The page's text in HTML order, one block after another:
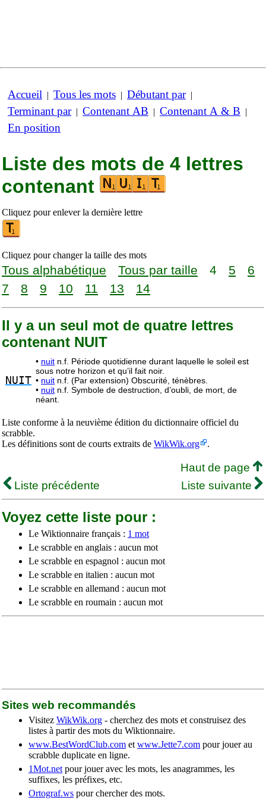
Accueil | Tous les mots | Débutant par|
Terminant par| Contenant AB | Contenant A & B |
En position
Liste des mots de 4 lettres
contenant
Cliquez pour enlever la dernière lettre
Cliquez pour changer la taille des mots
Tous alphabétique Tous par taille 4 5
6
7
8 9 10 11 13 14
Il y a un seul mot de quatre lettres
contenant NUIT
NUIT
• nuit n.f. Période quotidienne durant laquelle le soleil est
sous notre horizon et qu’il fait noir.
• nuit n.f. (Par extension) Obscurité, ténèbres.
• nuit n.f. Symbole de destruction, d’oubli, de mort, de
néant.
Liste conforme à la neuvième édition du dictionnaire officiel du
scrabble.
Les définitions sont de courts extraits de WikWik.org .
Haut de page
Liste précédente
Liste suivante
Voyez cette liste pour :
Le Wiktionnaire français : 1 mot
Le scrabble en anglais : aucun mot
Le scrabble en espagnol : aucun mot
Le scrabble en italien : aucun mot
Le scrabble en allemand : aucun mot
Le scrabble en roumain : aucun mot
Sites web recommandés
Visitez WikWik.org - cherchez des mots et construisez des
listes à partir des mots du Wiktionnaire.
www.BestWordClub.com et www.Jette7.com pour jouer au
scrabble duplicate en ligne.
1Mot.net pour jouer avec les mots, les anagrammes, les
suffixes, les préfixes, etc.
Ortograf.ws pour chercher des mots.